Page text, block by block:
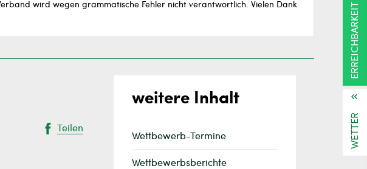
wird wegen grammatische Fehler nicht verantwortlich. Vielen Dank
Teilen
weitere Inhalt
Wettbewerb-Termine
Wettbewerbsberichte
ERREICHBARKEIT
WETTER